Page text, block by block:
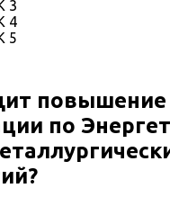
повышение
по